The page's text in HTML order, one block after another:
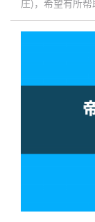
庄)，希望有所